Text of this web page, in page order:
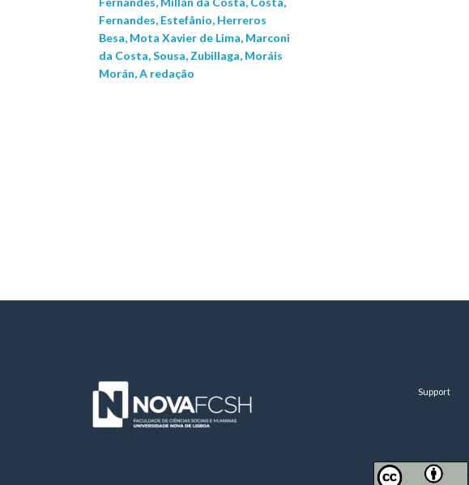
Fernandes, Estefânio, Herreros
Besa, Mota Xavier de Lima, Marconi
da Costa, Sousa, Zubillaga, Moráis
Morán, A redação
Support